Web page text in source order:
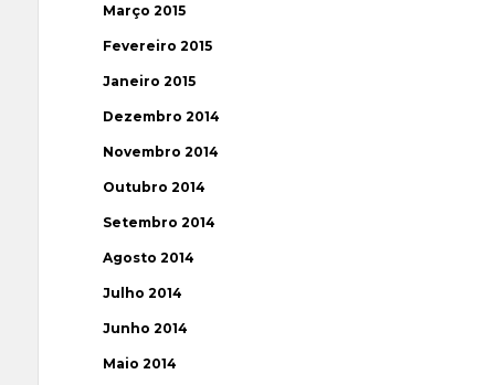
Março 2015
Fevereiro 2015
Janeiro 2015
Dezembro 2014
Novembro 2014
Outubro 2014
Setembro 2014
Agosto 2014
Julho 2014
Junho 2014
Maio 2014